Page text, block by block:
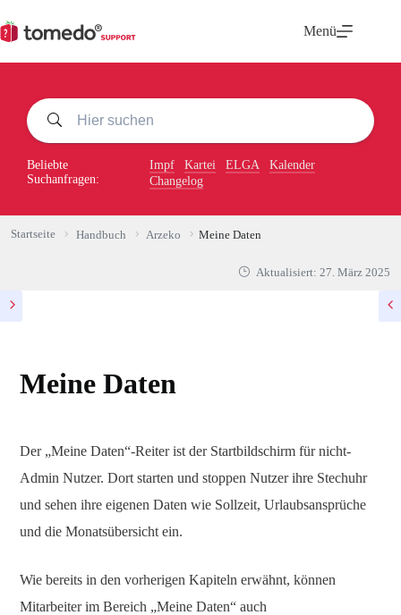
Inhalt
springen
Menü
Beliebte
Suchanfragen:
Impf Kartei ELGA
Kalender
Changelog
Startseite Handbuch Arzeko Meine Daten
Aktualisiert: 27. März 2025
Meine Daten
Der „Meine Daten“-Reiter ist der Startbildschirm für nicht-
Admin Nutzer. Dort starten und stoppen Nutzer ihre Stechuhr
und sehen ihre eigenen Daten wie Sollzeit, Urlaubsansprüche
und die Monatsübersicht ein.
Wie bereits in den vorherigen Kapiteln erwähnt, können
Mitarbeiter im Bereich „Meine Daten“ auch